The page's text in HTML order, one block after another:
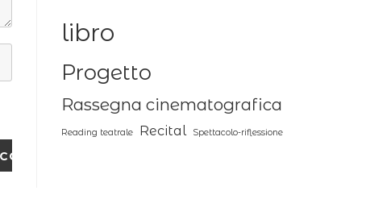
libro
Progetto
Rassegna cinematografica
Reading teatrale Recital Spettacolo-riflessione